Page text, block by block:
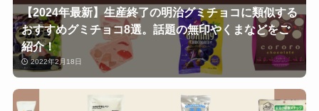
【2024年最新】生産終了の明治グミチョコに類似する
おすすめグミチョコ8選。話題の無印やくまなどをご
紹介！
2022年2月18日